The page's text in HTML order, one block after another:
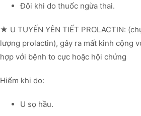
Đôi khi do thuốc ngừa thai.
★ U TUYẾN YÊN TIẾT PROLACTIN:
lượng prolactin), gây ra mất kinh cộng
hợp với bệnh to cực hoặc hội chứng
Hiếm khi do:
U sọ hầu.